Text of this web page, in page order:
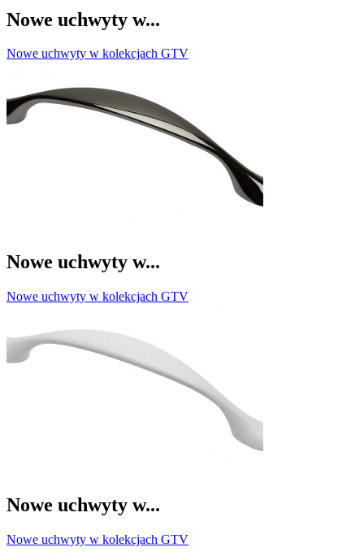
Nowe uchwyty w...
Nowe uchwyty w kolekcjach GTV
Nowe uchwyty w...
Nowe uchwyty w kolekcjach GTV
Nowe uchwyty w...
Nowe uchwyty w kolekcjach GTV